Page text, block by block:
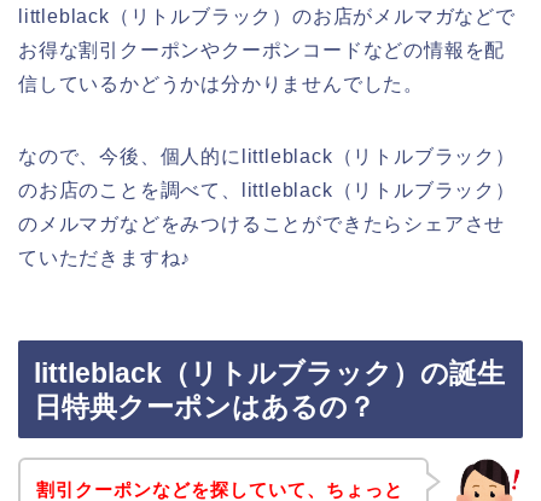
littleblack（リトルブラック）のお店がメルマガなどで
お得な割引クーポンやクーポンコードなどの情報を配
信しているかどうかは分かりませんでした。
なので、今後、個人的にlittleblack（リトルブラック）
のお店のことを調べて、littleblack（リトルブラック）
のメルマガなどをみつけることができたらシェアさせ
ていただきますね♪
littleblack（リトルブラック）の誕生
日特典クーポンはあるの？
割引クーポンなどを探していて、ちょっと